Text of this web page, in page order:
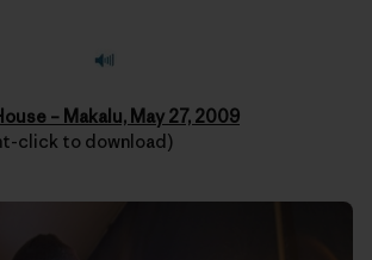
– Makalu, May 27, 2009
click to download)